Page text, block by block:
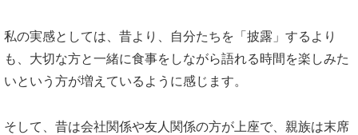
私の実感としては、昔より、自分たちを「披露」するより
も、大切な方と一緒に食事をしながら語れる時間を楽しみた
いという方が増えているように感じます。
そして、昔は会社関係や友人関係の方が上座で、親族は末席